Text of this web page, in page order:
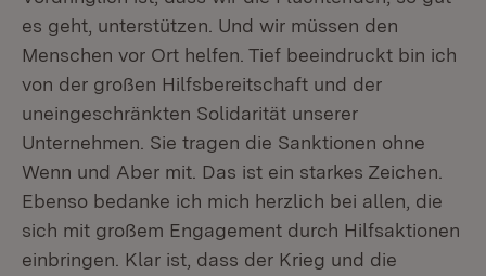
es geht, unterstützen. Und wir müssen den
Menschen vor Ort helfen. Tief beeindruckt bin ich
von der großen Hilfsbereitschaft und der
uneingeschränkten Solidarität unserer
Unternehmen. Sie tragen die Sanktionen ohne
Wenn und Aber mit. Das ist ein starkes Zeichen.
Ebenso bedanke ich mich herzlich bei allen, die
sich mit großem Engagement durch Hilfsaktionen
einbringen. Klar ist, dass der Krieg und die